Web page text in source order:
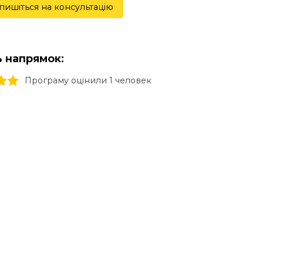
на консультацію
напрямок:
5 stars
4 stars
stars
Програму оцінили 1 человек